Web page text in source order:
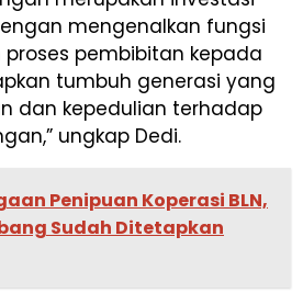
mengenalkan fungsi
pembibitan kepada
tumbuh generasi yang
dan kepedulian terhadap
ungkap Dedi.
Penipuan Koperasi BLN,
Sudah Ditetapkan